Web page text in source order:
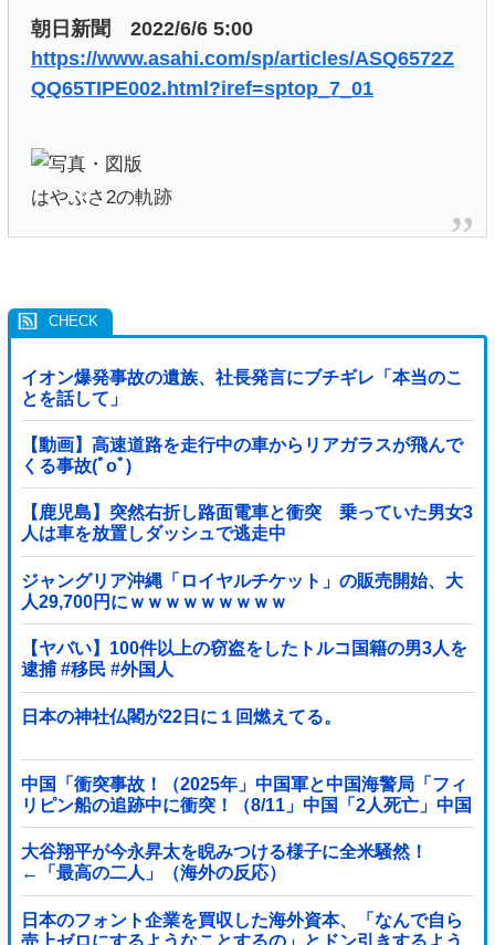
朝日新聞 2022/6/6 5:00
https://www.asahi.com/sp/articles/ASQ6572Z
QQ65TIPE002.html?iref=sptop_7_01
はやぶさ2の軌跡
イオン爆発事故の遺族、社長発言にブチギレ「本当のこ
とを話して」
【動画】高速道路を走行中の車からリアガラスが飛んで
くる事故(ﾟoﾟ)
【鹿児島】突然右折し路面電車と衝突 乗っていた男女3
人は車を放置しダッシュで逃走中
ジャングリア沖縄「ロイヤルチケット」の販売開始、大
人29,700円にｗｗｗｗｗｗｗｗｗ
【ヤバい】100件以上の窃盗をしたトルコ国籍の男3人を
逮捕 #移民 #外国人
日本の神社仏閣が22日に１回燃えてる。
中国「衝突事故！（2025年」中国軍と中国海警局「フィ
リピン船の追跡中に衝突！（8/11」中国「2人死亡」中国
政府「1年間隠蔽」日本「隠蔽された事実報道！（2026
年」→
大谷翔平が今永昇太を睨みつける様子に全米騒然！
←「最高の二人」（海外の反応）
日本のフォント企業を買収した海外資本、「なんで自ら
売上ゼロにするようなことするの」とドン引きするよう